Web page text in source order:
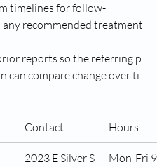
timelines for follow-
any recommended treatment
reports so the referring p
can compare change over ti
Contact Hours
2023 E Silver S
Mon-Fri